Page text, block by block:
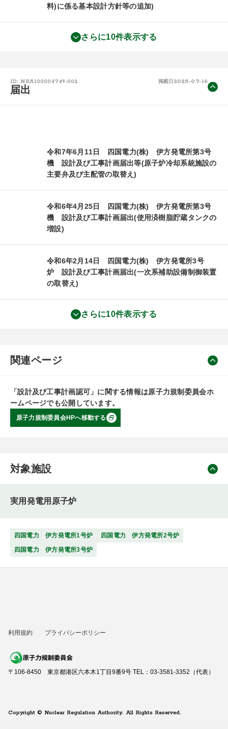
料)に係る基本設計方針等の追加)
さらに10件表示する
ID: NRA100004749-002 掲載日 2025-07-16
届出
令和7年6月11日 四国電力(株) 伊方発電所第3号
機 設計及び工事計画届出等(原子炉冷却系統施設の
主要弁及び主配管の取替え)
令和6年4月25日 四国電力(株) 伊方発電所第3号
機 設計及び工事計画届出(使用済樹脂貯蔵タンクの
増設)
令和6年2月14日 四国電力(株) 伊方発電所3号
炉 設計及び工事計画届出(一次系補助設備制御装置
の取替え)
さらに10件表示する
関連ページ
「設計及び工事計画認可」に関する情報は原子力規制委員会ホ
ームページでも公開しています。
原子力規制委員会HPへ移動する
対象施設
実用発電用原子炉
四国電力 伊方発電所1号炉
四国電力 伊方発電所2号炉
四国電力 伊方発電所3号炉
利用規約 プライバシーポリシー
〒106-8450 東京都港区六本木1丁目9番9号 TEL：03-3581-3352（代表）
Copyright © Nuclear Regulation Authority. All Rights Reserved.